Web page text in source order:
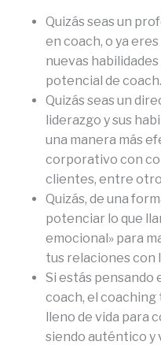
Quizás seas un
en coach, o ya
nuevas
potencial de coach.
Quizás seas un
liderazgo y sus
una manera más
corporativo con
clientes, entre
Quizás, de una
potenciar lo que
emocional» para
tus relaciones con
Si estás pensando
coach, el
lleno de vida para
siendo auténtico y